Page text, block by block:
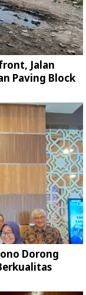
Jalan
Paving Block
Dorong